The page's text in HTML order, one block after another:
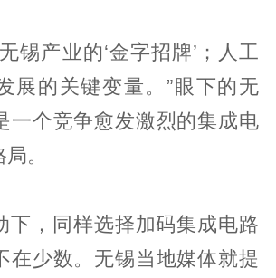
锡产业的‘金字招牌’；人工
展的关键变量。”眼下的无
一个竞争愈发激烈的集成电
。
下，同样选择加码集成电路
在少数。无锡当地媒体就提